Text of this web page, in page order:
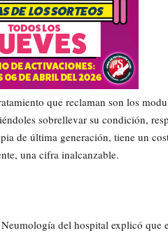
que reclaman son los
sobrellevar su condición,
de última generación, tiene un
una cifra inalcanzable.
del hospital explicó que